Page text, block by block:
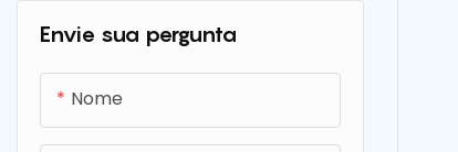
vegetais
Spray de água de hidrogênio
Máquina de inalação de
Placa de malha de titânio &
Parafuso de titânio
Envie sua pergunta
Nome